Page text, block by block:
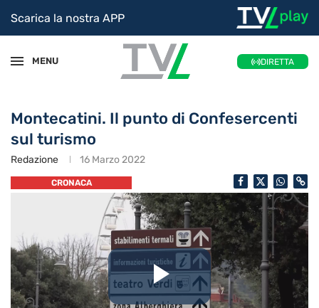
Scarica la nostra APP
MENU DIRETTA
Montecatini. Il punto di Confesercenti
sul turismo
Redazione 16 Marzo 2022
CRONACA